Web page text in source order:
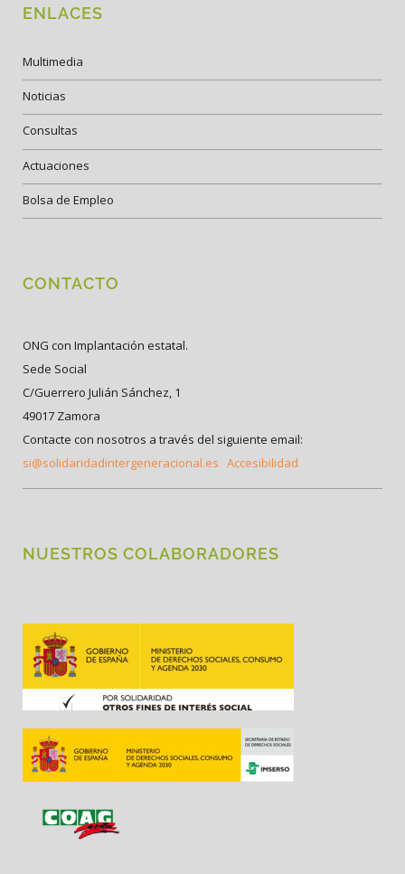
ENLACES
Multimedia
Noticias
Consultas
Actuaciones
Bolsa de Empleo
CONTACTO
ONG con Implantación estatal.
Sede Social
C/Guerrero Julián Sánchez, 1
49017 Zamora
Contacte con nosotros a través del siguiente email:
si@solidaridadintergeneracional.es Accesibilidad
NUESTROS COLABORADORES